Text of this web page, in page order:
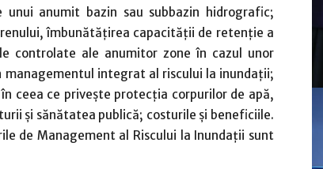
anumit bazin sau subbazin hidrografic;
îmbunătăţirea capacităţii de retenţie a
controlate ale anumitor zone în cazul unor
integrat al riscului la inundații;
ceea ce priveşte protecţia corpurilor de apă,
şi sănătatea publică; costurile şi beneficiile.
de Management al Riscului la Inundaţii sunt